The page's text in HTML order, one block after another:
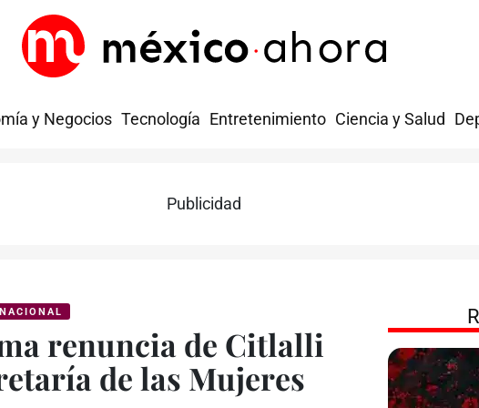
y Negocios Tecnología Entretenimiento Ciencia y Salud
Publicidad
NACIONAL
renuncia de Citlalli
de las Mujeres